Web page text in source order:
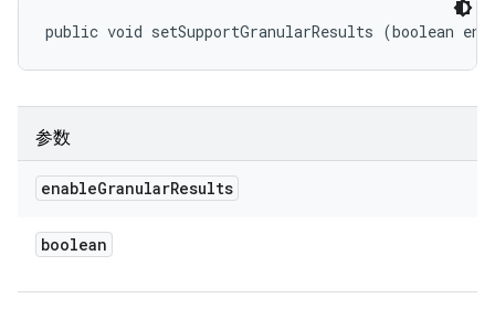
public void setSupportGranularResults (boolean
参数
enableGranularResults
boolean